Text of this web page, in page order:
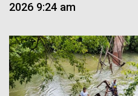
2026 9:24 am